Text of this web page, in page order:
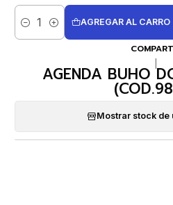
Cantidad
AGREGAR AL CARRO
AGENDA BUHO
Mostrar stock de